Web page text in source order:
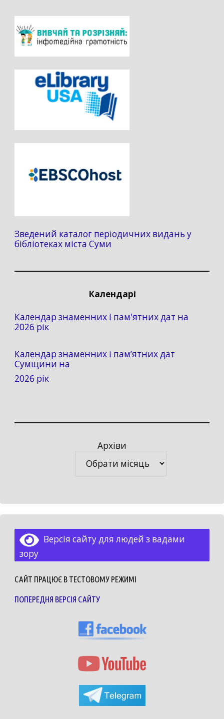
Зведений каталог періодичних видань у
бібліотеках міста Суми
Календарі
Календар знаменних і пам'ятних дат на
2026 рік
Календар знаменних і пам’ятних дат
Сумщини на
2026 рік
Архіви
Версія сайту для людей з вадами
зору
САЙТ ПРАЦЮЄ В ТЕСТОВОМУ РЕЖИМІ
ПОПЕРЕДНЯ ВЕРСІЯ САЙТУ